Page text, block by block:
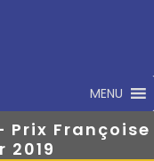
MENU
Prix Françoise
2019